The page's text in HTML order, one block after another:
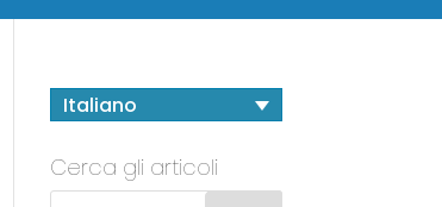
Italiano
Cerca gli articoli